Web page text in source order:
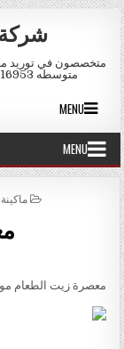
Skip to content
شركة
متخصصون في توريد
متوسطه 01211116953 هذا الرقم واتس اب فقط كود مصر 002
MENU
MENU
IN
ماكينة
معصرة زيت الطعام موديل 811 ماركة